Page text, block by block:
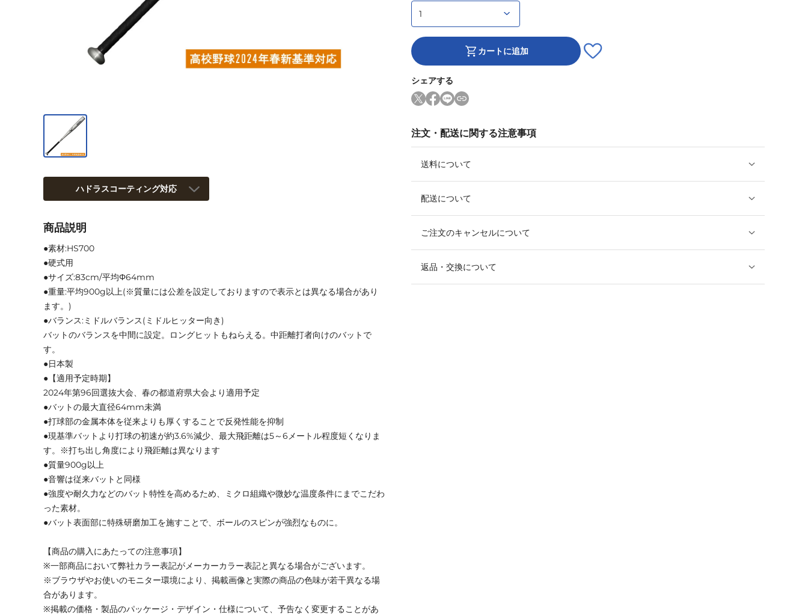
カートに追加
シェアする
注文・配送に関する注意事項
送料について
配送について
ご注文のキャンセルについて
返品・交換について
ハドラスコーティング対応
商品説明
●素材:HS700
●硬式用
●サイズ:83cm/平均Φ64mm
●重量:平均900g以上(※質量には公差を設定しておりますので表示とは異なる場合があり
ます。)
●バランス:ミドルバランス(ミドルヒッター向き)
バットのバランスを中間に設定。ロングヒットもねらえる。中距離打者向けのバットで
す。
●日本製
●【適用予定時期】
2024年第96回選抜大会、春の都道府県大会より適用予定
●バットの最大直径64mm未満
●打球部の金属本体を従来よりも厚くすることで反発性能を抑制
●現基準バットより打球の初速が約3.6%減少、最大飛距離は5～6メートル程度短くなりま
す。※打ち出し角度により飛距離は異なります
●質量900g以上
●音響は従来バットと同様
●強度や耐久力などのバット特性を高めるため、ミクロ組織や微妙な温度条件にまでこだわ
った素材。
●バット表面部に特殊研磨加工を施すことで、ボールのスピンが強烈なものに。
【商品の購入にあたっての注意事項】
※一部商品において弊社カラー表記がメーカーカラー表記と異なる場合がございます。
※ブラウザやお使いのモニター環境により、掲載画像と実際の商品の色味が若干異なる場
合があります。
※掲載の価格・製品のパッケージ・デザイン・仕様について、予告なく変更することがあ